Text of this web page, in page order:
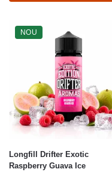
NOU
Longfill Drifter Exotic
Raspberry Guava Ice